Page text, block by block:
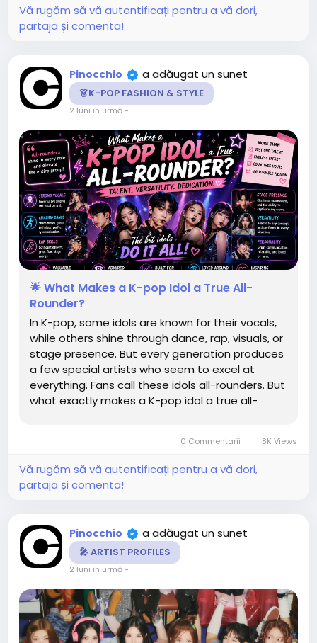
Vă rugăm să vă autentificați pentru a vă dori,
partaja și comenta!
Pinocchio a adăugat un sunet
👗K-POP FASHION & STYLE
2 luni în urmă-
🌟 What Makes a K-pop Idol a True All-
Rounder?
In K-pop, some idols are known for their vocals,
while others shine through dance, rap, visuals, or
stage presence. But every generation produces
a few special artists who seem to excel at
everything. Fans call these idols all-rounders. But
what exactly makes a K-pop idol a true all-
0 Commentarii 8K Views
Vă rugăm să vă autentificați pentru a vă dori,
partaja și comenta!
Pinocchio a adăugat un sunet
🎤 ARTIST PROFILES
2 luni în urmă-